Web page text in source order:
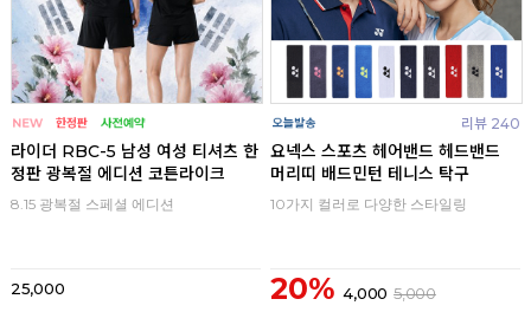
라이더 RBC-5 남성 여성 티셔츠 한
정판 광복절 에디션 코튼라이크
8.15 광복절 스페셜 에디션
25,000
리뷰 240
요넥스 스포츠 헤어밴드 헤드밴드
머리띠 배드민턴 테니스 탁구
10가지 컬러로 다양한 스타일링
20% 4,000 5,000